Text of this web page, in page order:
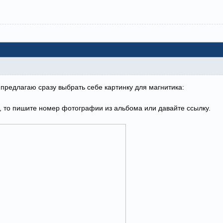
сразу выбрать себе картинку для магнитика:
то пишите номер фотографии из альбома или давайте ссылку.